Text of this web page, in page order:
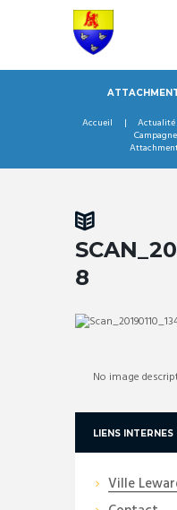
Accueil Actualité
8
No image
LIENS INTERNES
Ville